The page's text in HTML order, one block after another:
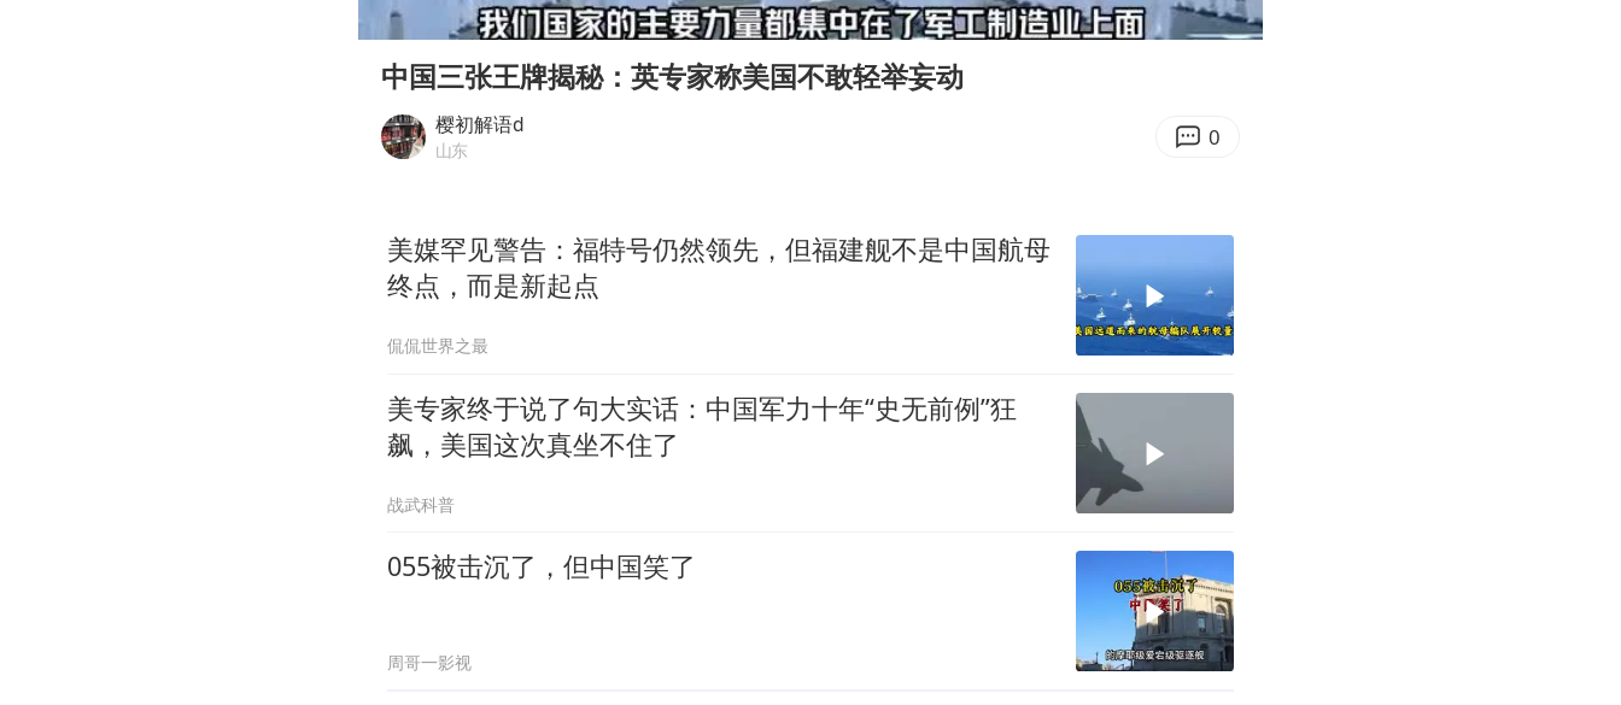
网传《披荆斩棘2026》名单
女主硬加吻戏短剧已下架
人民的健康、体质、幸福一脉相承
02:11
Enter
中国三张王牌揭秘：英专家称美国不敢轻举妄动
樱初解语d
山东 0
美媒罕见警告：福特号仍然领先，但福建舰不是中国航母
终点，而是新起点
侃侃世界之最
美专家终于说了句大实话：中国军力十年“史无前例”狂
飙，美国这次真坐不住了
战武科普
055被击沉了，但中国笑了
周哥一影视